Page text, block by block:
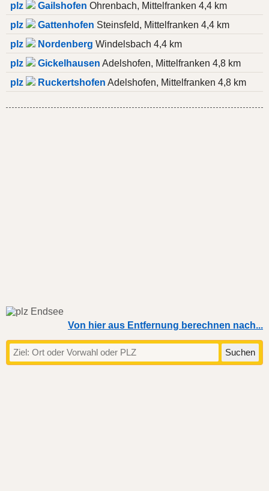
plz
Gailshofen Ohrenbach, Mittelfranken 4,4 km
plz
Gattenhofen Steinsfeld, Mittelfranken 4,4 km
plz
Nordenberg Windelsbach 4,4 km
plz
Gickelhausen Adelshofen, Mittelfranken 4,8 km
plz
Ruckertshofen Adelshofen, Mittelfranken 4,8 km
Von hier aus Entfernung berechnen nach...